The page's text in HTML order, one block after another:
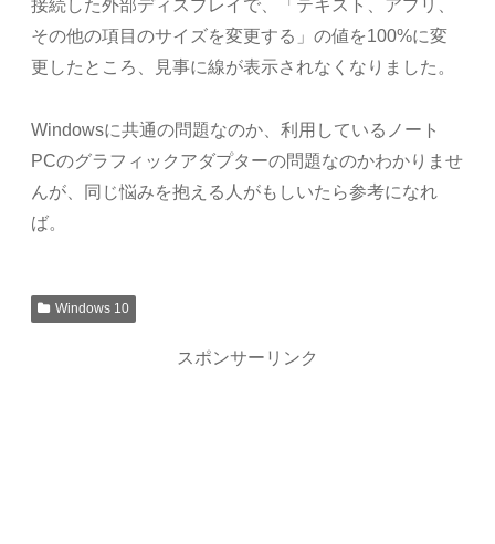
接続した外部ディスプレイで、「テキスト、アプリ、
その他の項目のサイズを変更する」の値を100%に変
更したところ、見事に線が表示されなくなりました。
Windowsに共通の問題なのか、利用しているノート
PCのグラフィックアダプターの問題なのかわかりませ
んが、同じ悩みを抱える人がもしいたら参考になれ
ば。
Windows 10
スポンサーリンク